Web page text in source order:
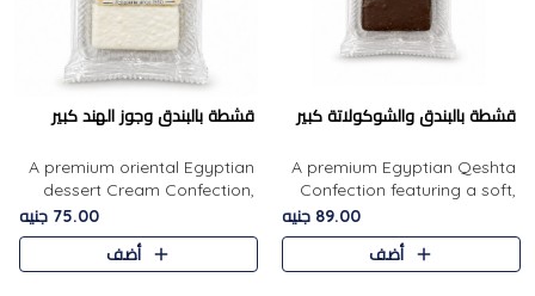
قشطة بالبندق والشوكولاتة كبير
A premium Egyptian Qeshta
Confection featuring a soft,
creamy texture paired with a
rich layer of premium
chocolate and the distinctive
89.00 جنيه
أضف
قشطة بالبندق وجوز الهند كبير
A premium oriental Egyptian
dessert Cream Confection,
featuring a soft, creamy
texture and the distinctive
flavor of roasted hazelnuts.
75.00 جنيه
أضف